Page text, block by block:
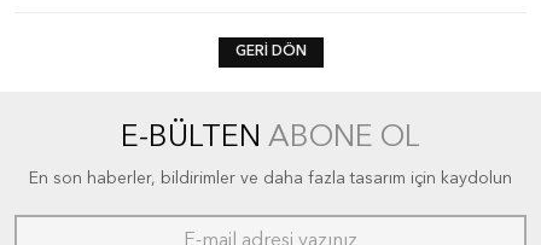
GERI DÖN
E-BÜLTEN ABONE OL
En son haberler, bildirimler ve daha fazla tasarım için kaydolun